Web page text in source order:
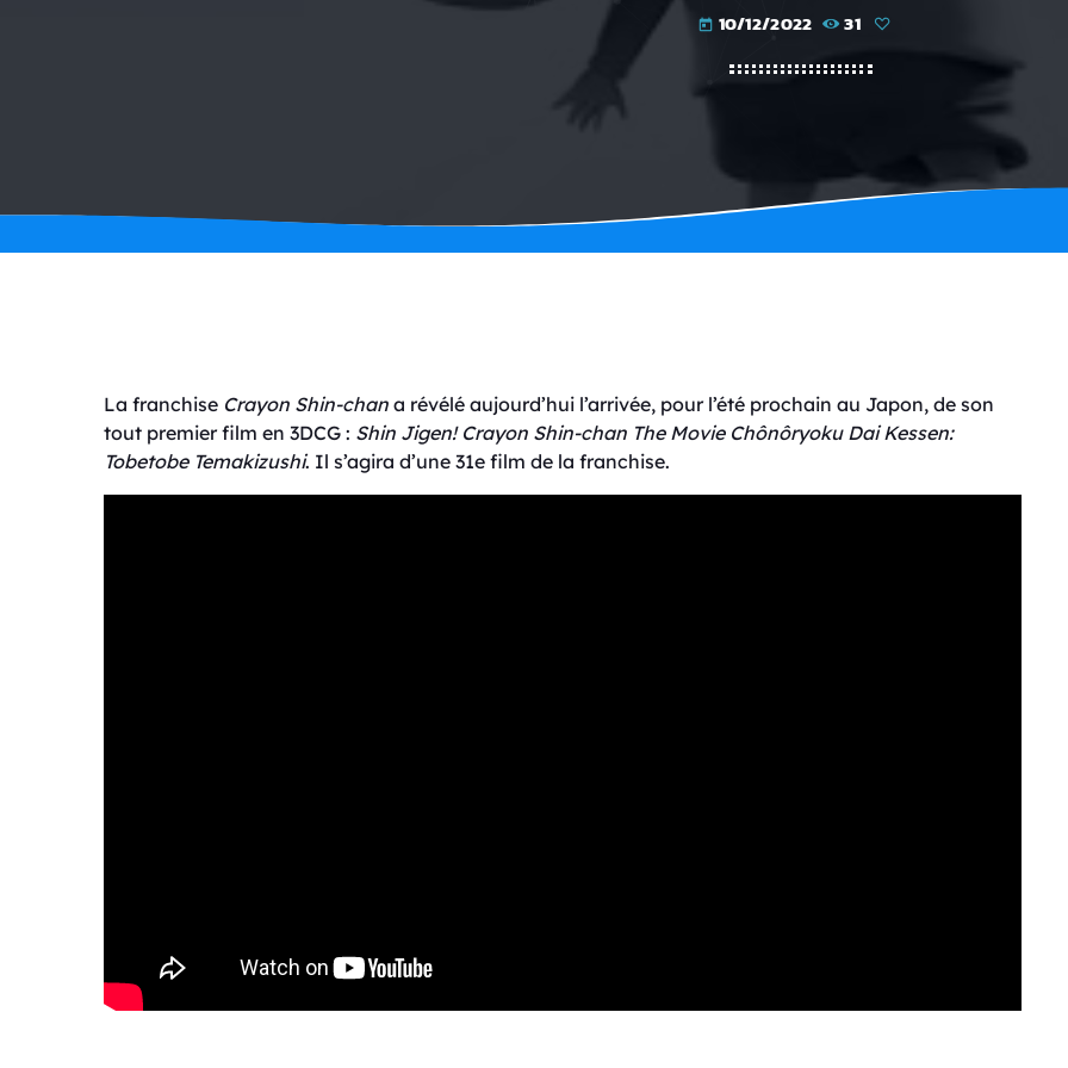
today 10/12/2022 31
La franchise Crayon Shin-chan a révélé aujourd’hui l’arrivée, pour l’été prochain au Japon, de son
tout premier film en 3DCG : Shin Jigen! Crayon Shin-chan The MovieChônôryoku Dai Kessen:
Tobetobe Temakizushi. Il s’agira d’une 31e film de la franchise.